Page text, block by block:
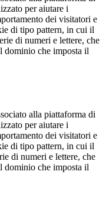
per aiutare i
dei visitatori e
di tipo pattern, in cui il
di numeri e lettere, che
dominio che imposta il
alla piattaforma di
per aiutare i
dei visitatori e
di tipo pattern, in cui il
di numeri e lettere, che
dominio che imposta il